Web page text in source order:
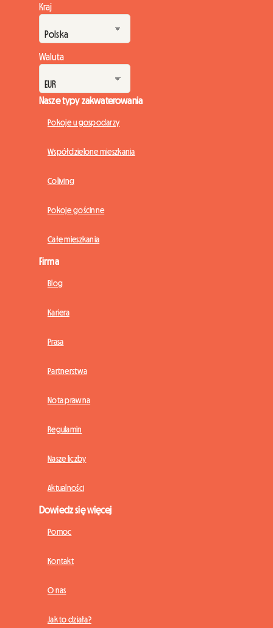
Kraj
Waluta
Nasze typy zakwaterowania
Pokoje u gospodarzy
Współdzielone mieszkania
Coliving
Pokoje gościnne
Całe mieszkania
Firma
Blog
Kariera
Prasa
Partnerstwa
Nota prawna
Regulamin
Nasze liczby
Aktualności
Dowiedz się więcej
Pomoc
Kontakt
O nas
Jak to działa?